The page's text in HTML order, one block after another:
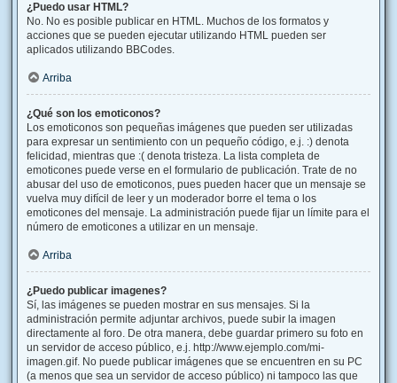
¿Puedo usar HTML?
No. No es posible publicar en HTML. Muchos de los formatos y
acciones que se pueden ejecutar utilizando HTML pueden ser
aplicados utilizando BBCodes.
Arriba
¿Qué son los emoticonos?
Los emoticonos son pequeñas imágenes que pueden ser utilizadas
para expresar un sentimiento con un pequeño código, e.j. :) denota
felicidad, mientras que :( denota tristeza. La lista completa de
emoticones puede verse en el formulario de publicación. Trate de no
abusar del uso de emoticonos, pues pueden hacer que un mensaje se
vuelva muy difícil de leer y un moderador borre el tema o los
emoticones del mensaje. La administración puede fijar un límite para el
número de emoticones a utilizar en un mensaje.
Arriba
¿Puedo publicar imagenes?
Sí, las imágenes se pueden mostrar en sus mensajes. Si la
administración permite adjuntar archivos, puede subir la imagen
directamente al foro. De otra manera, debe guardar primero su foto en
un servidor de acceso público, e.j. http://www.ejemplo.com/mi-
imagen.gif. No puede publicar imágenes que se encuentren en su PC
(a menos que sea un servidor de acceso público) ni tampoco las que